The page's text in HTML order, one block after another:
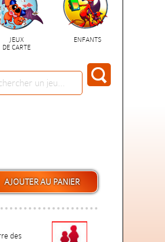
JEUX
DE CARTE
ENFANTS
des